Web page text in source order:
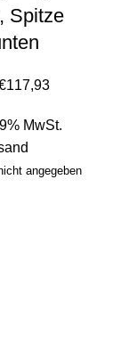
Spitze
117,93
MwSt.
angegeben